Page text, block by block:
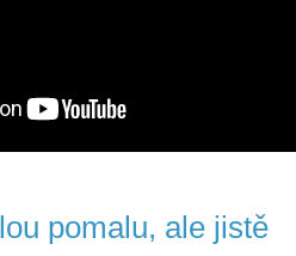
pomalu, ale jistě